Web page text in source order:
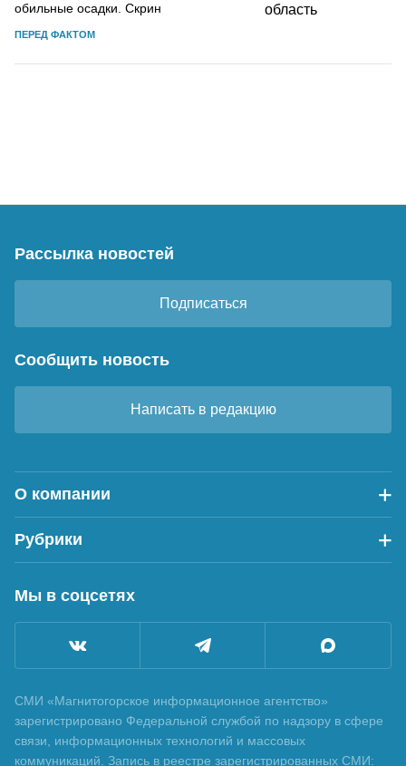
обильные осадки. Скрин
ПЕРЕД ФАКТОМ
Рассылка новостей
Подписаться
Сообщить новость
Написать в редакцию
О компании
Рубрики
Мы в соцсетях
СМИ «Магнитогорское информационное агентство»
зарегистрировано Федеральной службой по надзору в сфере
связи, информационных технологий и массовых
коммуникаций. Запись в реестре зарегистрированных СМИ: